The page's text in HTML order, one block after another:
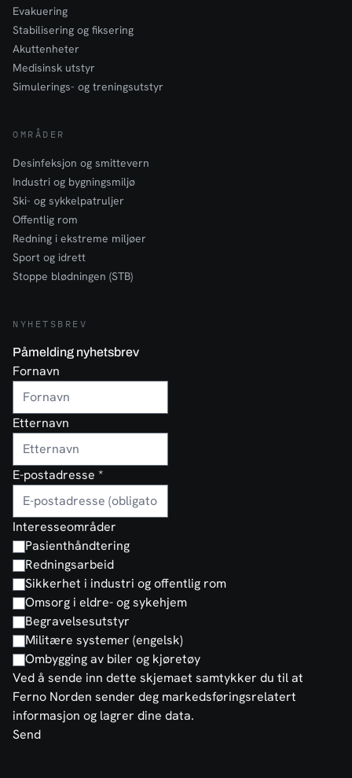
Evakuering
Stabilisering og fiksering
Akuttenheter
Medisinsk utstyr
Simulerings- og treningsutstyr
OMRÅDER
Desinfeksjon og smittevern
Industri og bygningsmiljø
Ski- og sykkelpatruljer
Offentlig rom
Redning i ekstreme miljøer
Sport og idrett
Stoppe blødningen (STB)
NYHETSBREV
Påmelding nyhetsbrev
Fornavn
Etternavn
E-postadresse *
Interesseområder
Pasienthåndtering
Redningsarbeid
Sikkerhet i industri og offentlig rom
Omsorg i eldre- og sykehjem
Begravelsesutstyr
Militære systemer (engelsk)
Ombygging av biler og kjøretøy
Ved å sende inn dette skjemaet samtykker du til at
Ferno Norden sender deg markedsføringsrelatert
informasjon og lagrer dine data.
Send